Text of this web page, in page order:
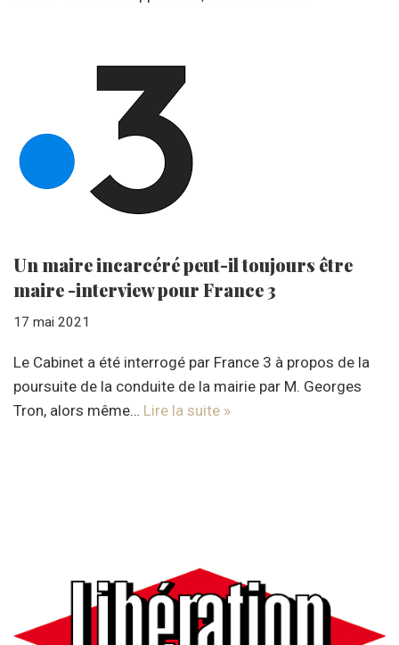
Un maire incarcéré peut-il toujours être
maire -interview pour France 3
17 mai 2021
Le Cabinet a été interrogé par France 3 à propos de la
poursuite de la conduite de la mairie par M. Georges
Tron, alors même… Lire la suite »